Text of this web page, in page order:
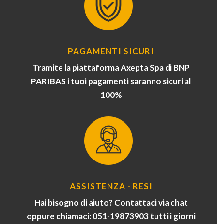
PAGAMENTI SICURI
Tramite la piattaforma Axepta Spa di BNP
PARIBAS i tuoi pagamenti saranno sicuri al
100%
ASSISTENZA - RESI
Hai bisogno di aiuto? Contattaci via chat
oppure chiamaci: 051-19873903 tutti i giorni